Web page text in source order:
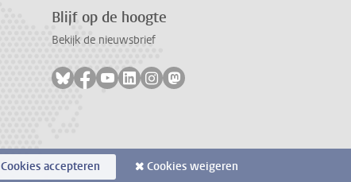
Blijf op de hoogte
Bekijk de nieuwsbrief
Volg ons op bluesky
Volg ons op facebook
Volg ons op youtube
Volg ons op linkedin
Volg ons op instagram
Volg ons op mastodon
Cookies accepteren Cookies weigeren